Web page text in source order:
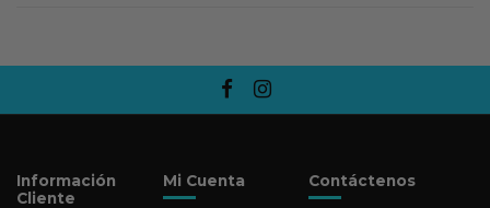
Información
Cliente
Mi Cuenta Contáctenos